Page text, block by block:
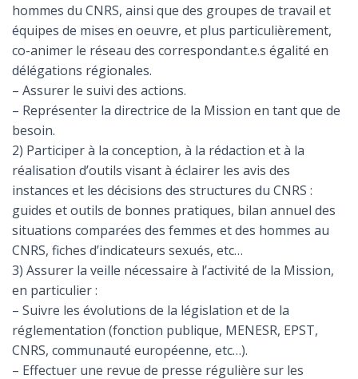
hommes du CNRS, ainsi que des groupes de travail et
équipes de mises en oeuvre, et plus particulièrement,
co-animer le réseau des correspondant.e.s égalité en
délégations régionales.
– Assurer le suivi des actions.
– Représenter la directrice de la Mission en tant que de
besoin.
2) Participer à la conception, à la rédaction et à la
réalisation d’outils visant à éclairer les avis des
instances et les décisions des structures du CNRS :
guides et outils de bonnes pratiques, bilan annuel des
situations comparées des femmes et des hommes au
CNRS, fiches d’indicateurs sexués, etc…
3) Assurer la veille nécessaire à l’activité de la Mission,
en particulier :
– Suivre les évolutions de la législation et de la
réglementation (fonction publique, MENESR, EPST,
CNRS, communauté européenne, etc…).
– Effectuer une revue de presse régulière sur les